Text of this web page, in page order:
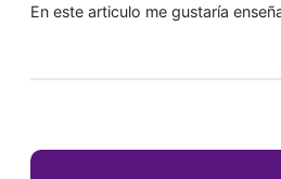
En este articulo me gustaría